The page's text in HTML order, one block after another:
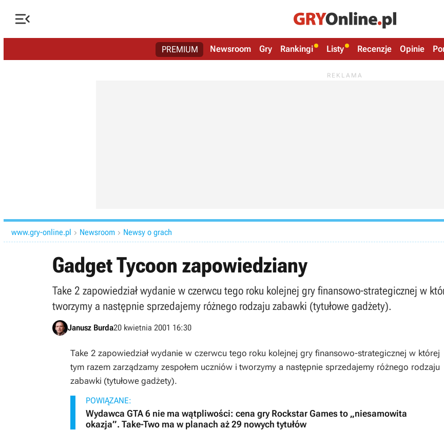

PREMIUM Newsroom Gry Rankingi Listy Recenzje Opinie
www.gry-online.pl  Newsroom  Newsy o grach
Gadget Tycoon zapowiedziany
Take 2 zapowiedział wydanie w czerwcu tego roku kolejnej gry finansowo-strategicznej w
tworzymy a następnie sprzedajemy różnego rodzaju zabawki (tytułowe gadżety).
Janusz Burda20 kwietnia 2001 16:30
Take 2 zapowiedział wydanie w czerwcu tego roku kolejnej gry finansowo-strategicznej w której
tym razem zarządzamy zespołem uczniów i tworzymy a następnie sprzedajemy różnego rodzaju
zabawki (tytułowe gadżety).
POWIĄZANE:
Wydawca GTA 6 nie ma wątpliwości: cena gry Rockstar Games to „niesamowita
okazja”. Take-Two ma w planach aż 29 nowych tytułów